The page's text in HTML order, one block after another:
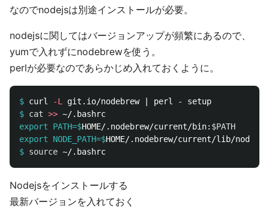
なのでnodejsは別途インストールが必要。
nodejsに関してはバージョンアップが頻繁にあるので、
yumで入れずにnodebrewを使う。
perlが必要なのであらかじめ入れておくように。
$ curl -L
$ cat >>
export PATH=$HOME/.nodebrew/current/bin: $PATH
export NODE_PATH=$
$ source
Nodejsをインストールする
最新バージョンを入れておく